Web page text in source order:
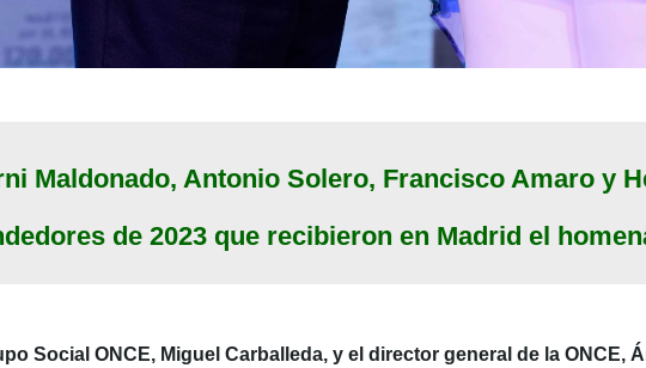
Maldonado, Antonio Solero, Francisco Amaro y
de 2023 que recibieron en Madrid el
Social ONCE, Miguel Carballeda, y el director general de la ONCE,